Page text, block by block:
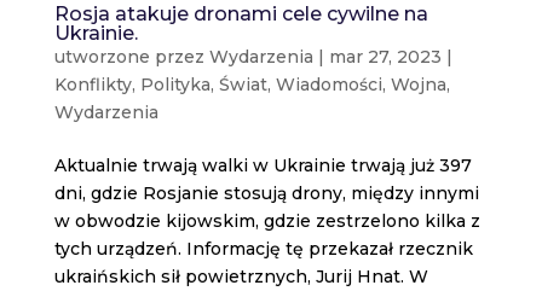
Rosja atakuje dronami cele cywilne na
Ukrainie.
utworzone przez Wydarzenia | mar 27, 2023 |
Konflikty, Polityka, Świat, Wiadomości, Wojna,
Wydarzenia
Aktualnie trwają walki w Ukrainie trwają już 397
dni, gdzie Rosjanie stosują drony, między innymi
w obwodzie kijowskim, gdzie zestrzelono kilka z
tych urządzeń. Informację tę przekazał rzecznik
ukraińskich sił powietrznych, Jurij Hnat. W